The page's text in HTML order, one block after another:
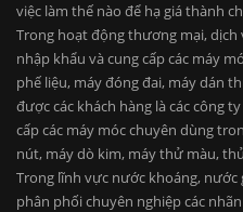
việc làm thế nào để hạ giá thành
Trong hoạt động thương mại, dịch
nhập khẩu và cung cấp các máy
phế liệu, máy đóng đai, máy dán
được các khách hàng là các công
cấp các máy móc chuyên dùng
nút, máy dò kim, máy thử màu,
Trong lĩnh vực nước khoáng, nước
phân phối chuyên nghiệp các